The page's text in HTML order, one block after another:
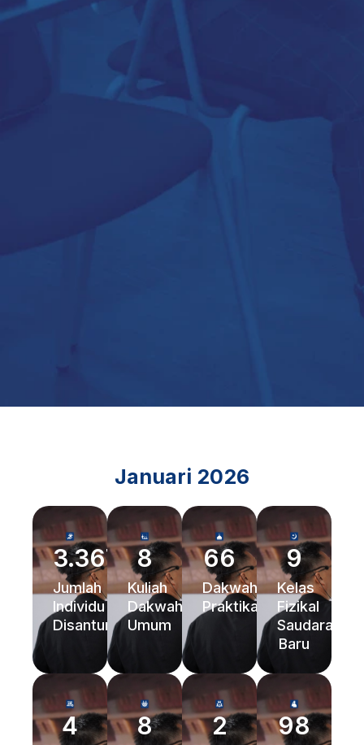
Januari 2026
3.367
Jumlah
Individu
Disantuni
8
Kuliah
Dakwah
Umum
66
Dakwah
Praktikal
9
Kelas
Fizikal
Saudara
Baru
4 8 2 98